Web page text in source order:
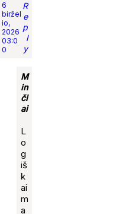
6
biržel
io,
2026
03:0
0
R
e
p
l
y
M
in
či
ai
L
o
g
iš
k
ai
m
a